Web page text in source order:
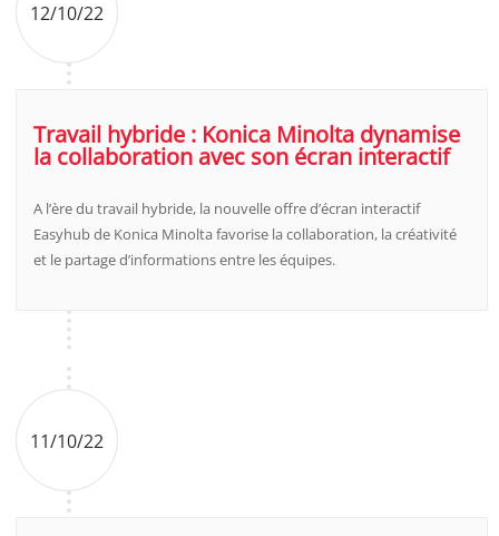
12/10/22
Travail hybride : Konica Minolta dynamise
la collaboration avec son écran interactif
A l’ère du travail hybride, la nouvelle offre d’écran interactif
Easyhub de Konica Minolta favorise la collaboration, la créativité
et le partage d’informations entre les équipes.
11/10/22